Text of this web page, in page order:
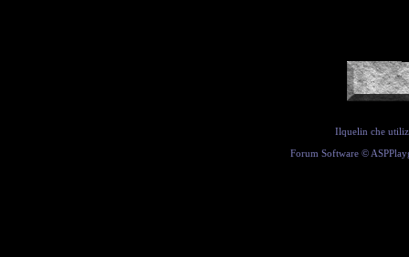
Ilquelin che
Forum Software ©